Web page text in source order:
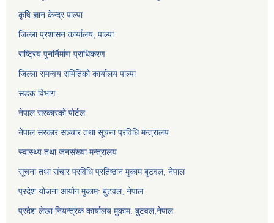
कृषि ज्ञान केन्द्र पाल्पा
जिल्ला प्रशासन कार्यालय, पाल्पा
राष्ट्रिय पुनर्निर्माण प्राधिकरण
जिल्ला समन्वय समितिको कार्यालय पाल्पा
सडक विभाग
नेपाल सरकारको पोर्टल
नेपाल सरकार सञ्‍चार तथा सूचना प्रविधि मन्त्रालय
स्वास्थ्य तथा जनसंख्या मन्त्रालय
सूचना तथा संचार प्रविधि प्रतिष्ठान मुकाम बुटवल, नेपाल
प्रदेश योजना आयोग मुकाम: बुटवल, नेपाल
प्रदेश लेखा नियन्त्रक कार्यालय मुकाम: बुटवल,नेपाल